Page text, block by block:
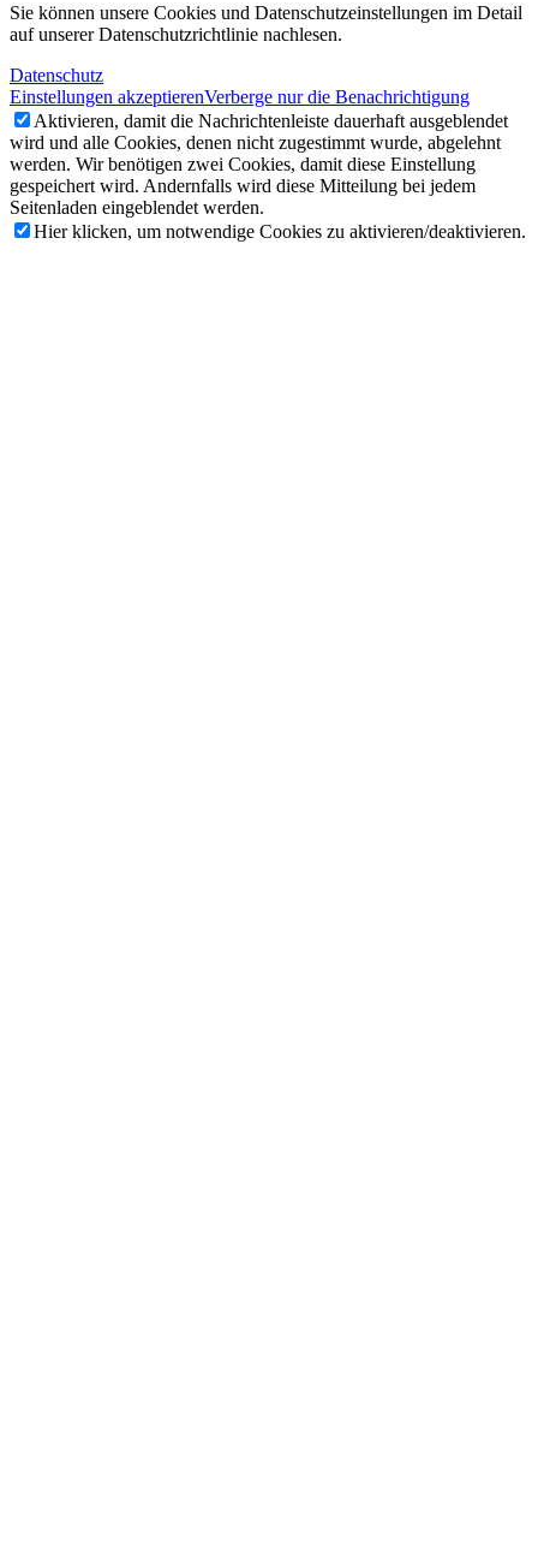
Sie können unsere Cookies und Datenschutzeinstellungen im Detail
auf unserer Datenschutzrichtlinie nachlesen.
Datenschutz
Einstellungen akzeptierenVerberge nur die Benachrichtigung
Aktivieren, damit die Nachrichtenleiste dauerhaft ausgeblendet
wird und alle Cookies, denen nicht zugestimmt wurde, abgelehnt
werden. Wir benötigen zwei Cookies, damit diese Einstellung
gespeichert wird. Andernfalls wird diese Mitteilung bei jedem
Seitenladen eingeblendet werden.
Hier klicken, um notwendige Cookies zu aktivieren/deaktivieren.